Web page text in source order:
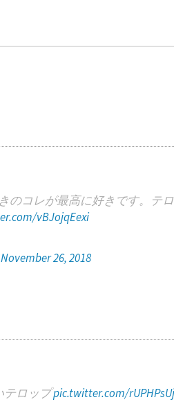
のコレが最高に好きです。テ
vBJojqEexi
November 26, 2018
テロップpic.twitter.com/